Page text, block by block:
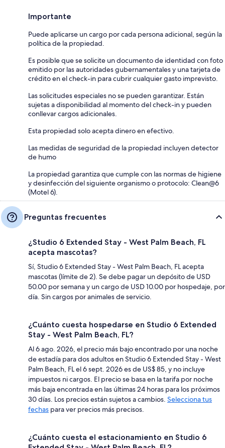
Importante
Puede aplicarse un cargo por cada persona adicional, según la
política de la propiedad.
Es posible que se solicite un documento de identidad con foto
emitido por las autoridades gubernamentales y una tarjeta de
crédito en el check-in para cubrir cualquier gasto imprevisto.
Las solicitudes especiales no se pueden garantizar. Están
sujetas a disponibilidad al momento del check-in y pueden
conllevar cargos adicionales.
Esta propiedad solo acepta dinero en efectivo.
Las medidas de seguridad de la propiedad incluyen detector
de humo
La propiedad garantiza que cumple con las normas de higiene
y desinfección del siguiente organismo o protocolo: Clean@6
(Motel 6).
Preguntas frecuentes
¿Studio 6 Extended Stay - West Palm Beach, FL
acepta mascotas?
Sí, Studio 6 Extended Stay - West Palm Beach, FL acepta
mascotas (límite de 2). Se debe pagar un depósito de USD
50.00 por semana y un cargo de USD 10.00 por hospedaje, por
día. Sin cargos por animales de servicio.
¿Cuánto cuesta hospedarse en Studio 6 Extended
Stay - West Palm Beach, FL?
Al 6 ago. 2026, el precio más bajo encontrado por una noche
de estadía para dos adultos en Studio 6 Extended Stay - West
Palm Beach, FL el 6 sept. 2026 es de US$ 85, y no incluye
impuestos ni cargos. El precio se basa en la tarifa por noche
más baja encontrada en las últimas 24 horas para los próximos
30 días. Los precios están sujetos a cambios. Selecciona tus
fechas para ver precios más precisos.
¿Cuánto cuesta el estacionamiento en Studio 6